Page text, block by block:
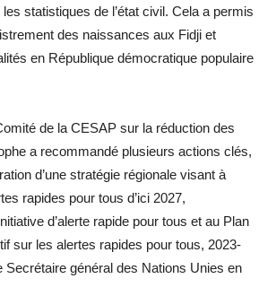
les statistiques de l’état civil. Cela a permis
des naissances aux Fidji et
en République démocratique populaire
de la CESAP sur la réduction des
a recommandé plusieurs actions clés,
d’une stratégie régionale visant à
rapides pour tous d’ici 2027,
d’alerte rapide pour tous et au Plan
sur les alertes rapides pour tous, 2023-
Secrétaire général des Nations Unies en